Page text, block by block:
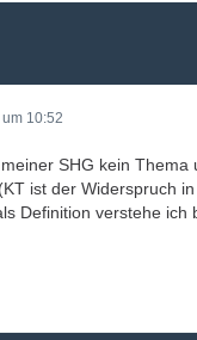
10:52
SHG kein Thema
ist der Widerspruch
Definition verstehe ich